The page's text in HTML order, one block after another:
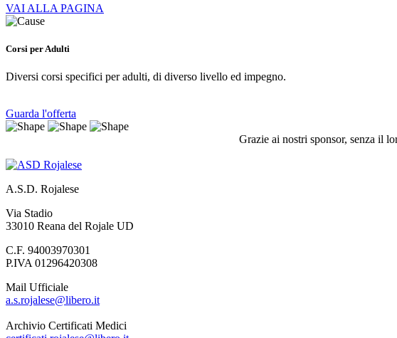
VAI ALLA PAGINA
Corsi per Adulti
Diversi corsi specifici per adulti, di diverso livello ed impegno.
Guarda l'offerta
Grazie ai nostri sponsor, senza il
A.S.D. Rojalese
Via Stadio
33010 Reana del Rojale UD
C.F. 94003970301
P.IVA 01296420308
Mail Ufficiale
a.s.rojalese@libero.it
Archivio Certificati Medici